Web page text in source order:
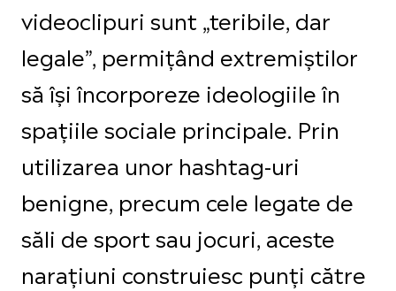
videoclipuri sunt „teribile, dar
legale”, permițând extremiștilor
să își încorporeze ideologiile în
spațiile sociale principale. Prin
utilizarea unor hashtag-uri
benigne, precum cele legate de
săli de sport sau jocuri, aceste
narațiuni construiesc punți către